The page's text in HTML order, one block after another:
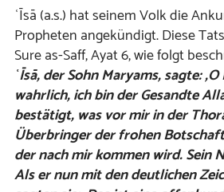
ʿĪsā (a.s.) hat seinem Volk die
Propheten angekündigt. Diese
Sure as-Saff, Ayat 6, wie folgt
ʿĪsā, der Sohn Maryams,sagte:
wahrlich, ich bin derGesandte
bestätigt, was vor mir in der
Überbringer der frohen
der nach mir kommen wird. Sein
Als er nun mit den deutlichen